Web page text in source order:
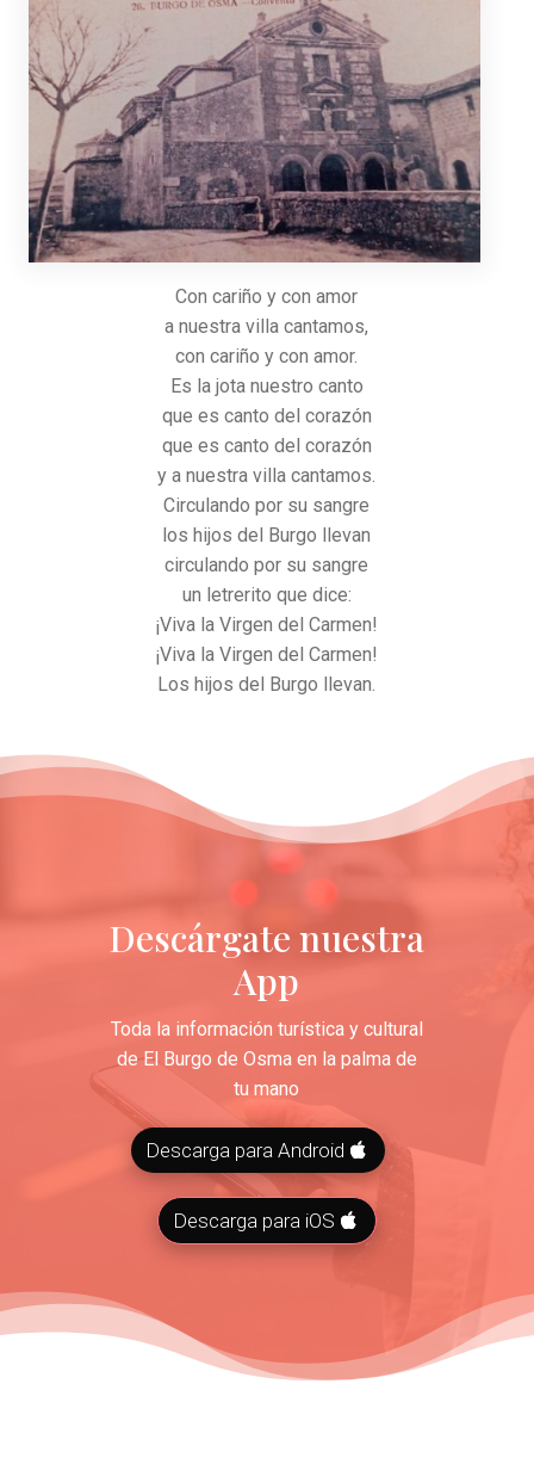
Con cariño y con amor
a nuestra villa cantamos,
con cariño y con amor.
Es la jota nuestro canto
que es canto del corazón
que es canto del corazón
y a nuestra villa cantamos.
Circulando por su sangre
los hijos del Burgo llevan
circulando por su sangre
un letrerito que dice:
¡Viva la Virgen del Carmen!
¡Viva la Virgen del Carmen!
Los hijos del Burgo llevan.
Descárgate nuestra
App
Toda la información turística y cultural
de El Burgo de Osma en la palma de
tu mano
Descarga para Android
Descarga para iOS